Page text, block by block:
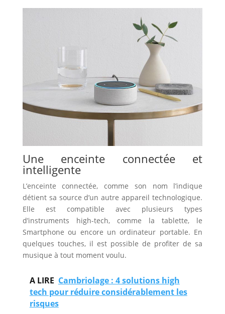
Une enceinte connectée et
intelligente
L’enceinte connectée, comme son nom l’indique
détient sa source d’un autre appareil technologique.
Elle est compatible avec plusieurs types
d’instruments high-tech, comme la tablette, le
Smartphone ou encore un ordinateur portable. En
quelques touches, il est possible de profiter de sa
musique à tout moment voulu.
A LIRE Cambriolage : 4 solutions high
tech pour réduire considérablement les
risques